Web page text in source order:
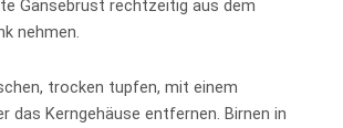
Gänsebrust rechtzeitig aus dem
nehmen.
trocken tupfen, mit einem
das Kerngehäuse entfernen. Birnen in